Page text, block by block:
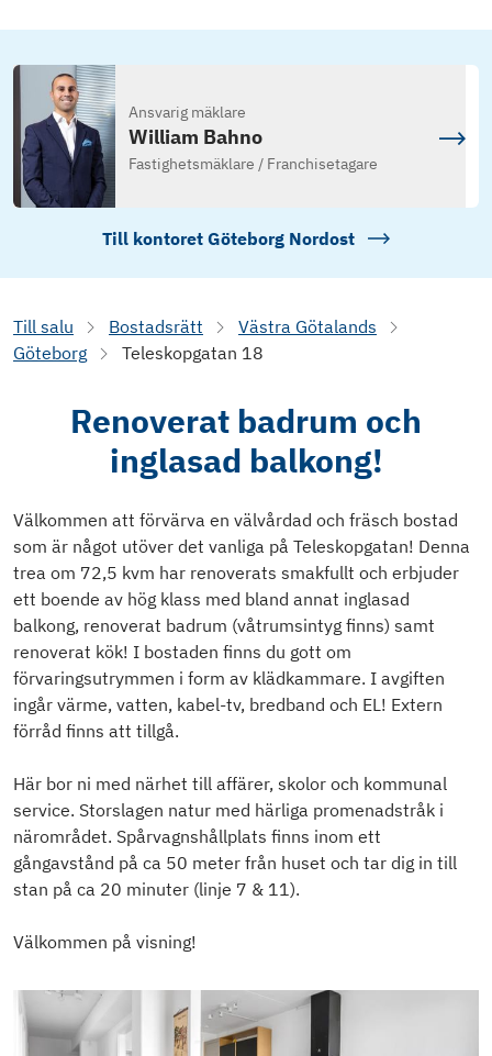
Ansvarig mäklare
William Bahno
Fastighetsmäklare / Franchisetagare
Till kontoret Göteborg Nordost
Till salu Bostadsrätt
Västra Götalands
Göteborg
Teleskopgatan 18
Renoverat badrum och
inglasad balkong!
Välkommen att förvärva en välvårdad och fräsch bostad
som är något utöver det vanliga på Teleskopgatan! Denna
trea om 72,5 kvm har renoverats smakfullt och erbjuder
ett boende av hög klass med bland annat inglasad
balkong, renoverat badrum (våtrumsintyg finns) samt
renoverat kök! I bostaden finns du gott om
förvaringsutrymmen i form av klädkammare. I avgiften
ingår värme, vatten, kabel-tv, bredband och EL! Extern
förråd finns att tillgå.
Här bor ni med närhet till affärer, skolor och kommunal
service. Storslagen natur med härliga promenadstråk i
närområdet. Spårvagnshållplats finns inom ett
gångavstånd på ca 50 meter från huset och tar dig in till
stan på ca 20 minuter (linje 7 & 11).
Välkommen på visning!